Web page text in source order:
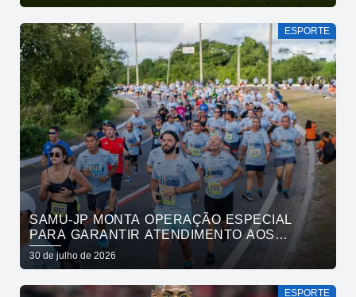
ESPORTE
SAMU-JP MONTA OPERAÇÃO ESPECIAL
PARA GARANTIR ATENDIMENTO AOS
ATLETAS DA MARATONA INTERNACIONAL
DE JOÃO PESSOA
30 de julho de 2026
ESPORTE